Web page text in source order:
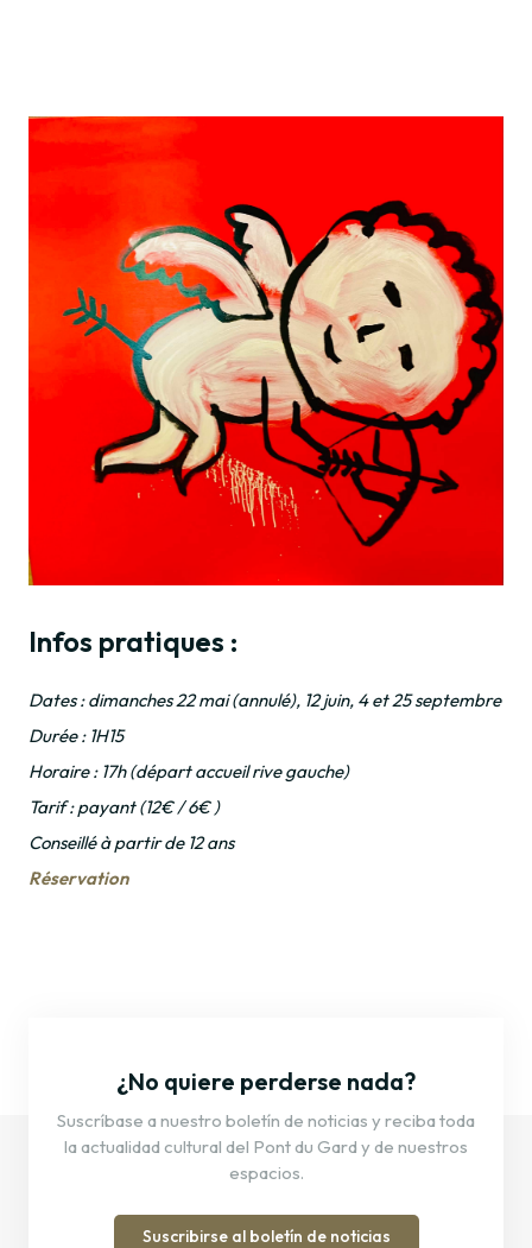
Infos pratiques :
Dates : dimanches 22 mai (annulé), 12 juin, 4 et 25 septembre
Durée : 1H15
Horaire : 17h (départ accueil rive gauche)
Tarif : payant (12€ / 6€ )
Conseillé à partir de 12 ans
Réservation
¿No quiere perderse nada?
Suscríbase a nuestro boletín de noticias y reciba toda
la actualidad cultural del Pont du Gard y de nuestros
espacios.
Suscribirse al boletín de noticias